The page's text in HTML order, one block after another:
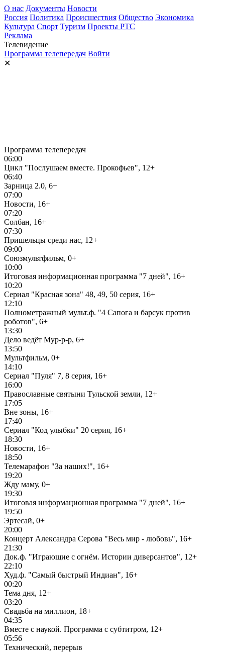
О нас Документы Новости
Россия Политика Происшествия Общество Экономика
Культура Спорт Туризм Проекты РТС
Реклама
Телевидение
Программа телепередач Войти
✕
Программа телепередач
06:00
Цикл "Послушаем вместе. Прокофьев", 12+
06:40
Зарница 2.0, 6+
07:00
Новости, 16+
07:20
Солбан, 16+
07:30
Пришельцы среди нас, 12+
09:00
Союзмультфильм, 0+
10:00
Итоговая информационная программа "7 дней", 16+
10:20
Сериал "Красная зона" 48, 49, 50 серия, 16+
12:10
Полнометражный мульт.ф. "4 Сапога и барсук против
роботов", 6+
13:30
Дело ведёт Мур-р-р, 6+
13:50
Мультфильм, 0+
14:10
Сериал "Пуля" 7, 8 серия, 16+
16:00
Православные святыни Тульской земли, 12+
17:05
Вне зоны, 16+
17:40
Сериал "Код улыбки" 20 серия, 16+
18:30
Новости, 16+
18:50
Телемарафон "За наших!", 16+
19:20
Жду маму, 0+
19:30
Итоговая информационная программа "7 дней", 16+
19:50
Эртесай, 0+
20:00
Концерт Александра Серова "Весь мир - любовь", 16+
21:30
Док.ф. "Играющие с огнём. Истории диверсантов", 12+
22:10
Худ.ф. "Самый быстрый Индиан", 16+
00:20
Тема дня, 12+
03:20
Свадьба на миллион, 18+
04:35
Вместе с наукой. Программа с субтитром, 12+
05:56
Технический, перерыв